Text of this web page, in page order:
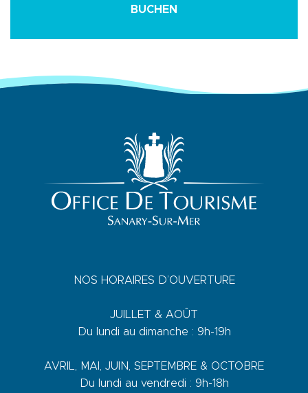
BUCHEN
NOS HORAIRES D’OUVERTURE
JUILLET & AOÛT
Du lundi au dimanche : 9h-19h
AVRIL, MAI, JUIN, SEPTEMBRE & OCTOBRE
Du lundi au vendredi : 9h-18h